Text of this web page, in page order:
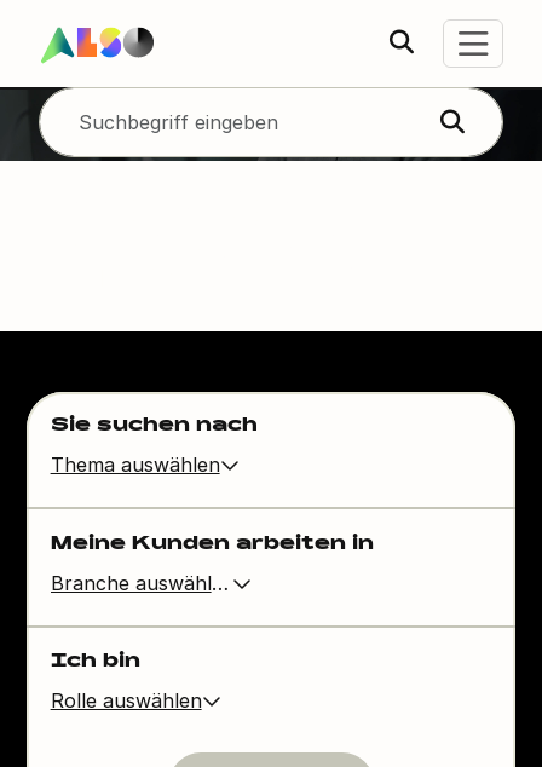
Sie suchen nach
Thema auswählen
Meine Kunden arbeiten in
Branche auswählen
Ich bin
Rolle auswählen